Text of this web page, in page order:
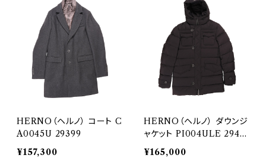
HERNO（ヘルノ） コート C
A0045U 29399
¥157,300
HERNO（ヘルノ） ダウンジ
ャケット PI004ULE 2940
5
¥165,000